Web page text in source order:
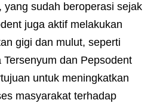
yang sudah beroperasi sejak
juga aktif melakukan
gigi dan mulut, seperti
dan Pepsodent
untuk meningkatkan
masyarakat terhadap